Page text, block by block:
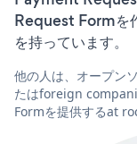
Request Formを
を持っています。
他の人は、オープン
たはforeign
Formを提供するat